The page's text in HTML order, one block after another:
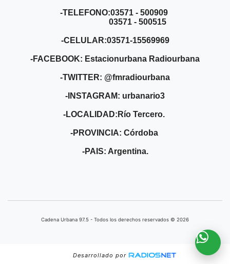
-TELEFONO:03571 - 500909
03571 - 500515
-CELULAR:03571-15569969
-FACEBOOK: Estacionurbana Radiourbana
-TWITTER: @fmradiourbana
-INSTAGRAM: urbanario3
-LOCALIDAD:Río Tercero.
-PROVINCIA: Córdoba
-PAIS: Argentina.
Cadena Urbana ​97.5 - Todos los derechos reservados © 2026
Desarrollado por